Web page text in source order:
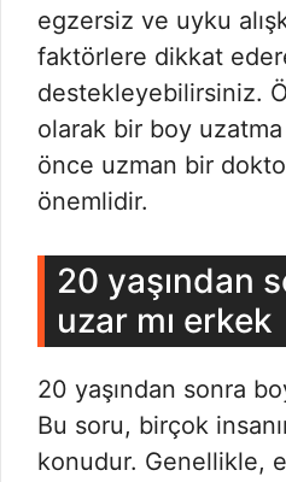
egzersiz ve uyku
faktörlere dikkat
destekleyebilirsiniz.
olarak bir boy
önce uzman bir
önemlidir.
20 yaşından
uzar mı erkek
20 yaşından sonra
Bu soru, birçok
konudur. Genellikle,